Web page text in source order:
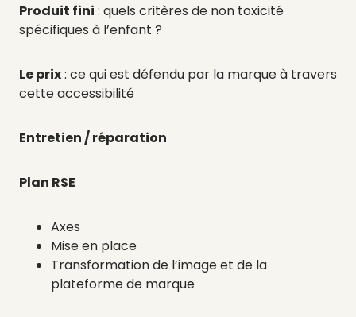
Produit fini : quels critères de non toxicité
spécifiques à l’enfant ?
Le prix: ce qui est défendu par la marque à travers
cette accessibilité
Entretien / réparation
Plan RSE
Axes
Mise en place
Transformation de l’image et de la
plateforme de marque